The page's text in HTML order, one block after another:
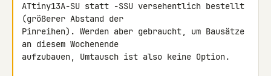
ATtiny13A-SU statt -SSU versehentlich bestellt
(größerer Abstand der
Pinreihen). Werden aber gebraucht, um Bausätze
an diesem Wochenende
aufzubauen, Umtausch ist also keine Option.